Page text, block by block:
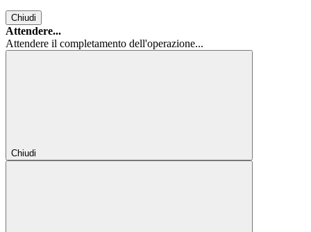
Chiudi
Attendere...
Attendere il completamento dell'operazione...
Chiudi